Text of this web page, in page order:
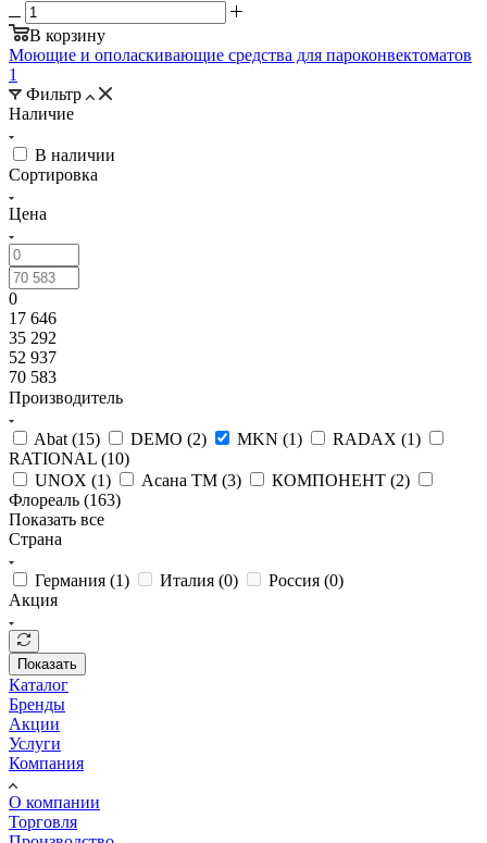
В корзину
Моющие и ополаскивающие средства для пароконвектоматов
1
Фильтр
Наличие
В наличии
Сортировка
Цена
0
17 646
35 292
52 937
70 583
Производитель
Abat (15) DEMO (2) MKN (1) RADAX (1)
RATIONAL (10)
UNOX (1) Асана ТМ (3) КОМПОНЕНТ (2)
Флореаль (163)
Показать все
Страна
Германия (1) Италия (0) Россия (0)
Акция
Показать
Каталог
Бренды
Акции
Услуги
Компания
О компании
Торговля